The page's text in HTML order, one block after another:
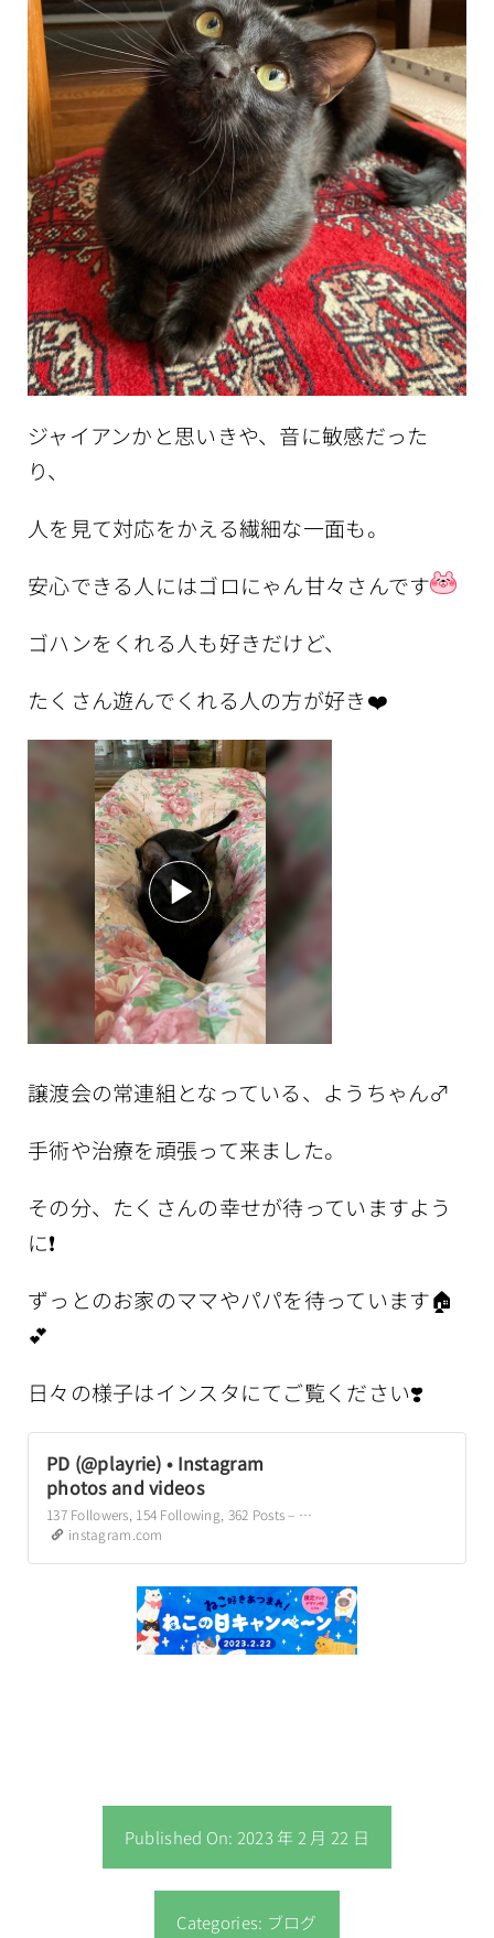
ジャイアンかと思いきや、音に敏感だった
り、
人を見て対応をかえる繊細な一面も。
安心できる人にはゴロにゃん甘々さんです
ゴハンをくれる人も好きだけど、
たくさん遊んでくれる人の方が好き❤️
譲渡会の常連組となっている、ようちゃん♂
手術や治療を頑張って来ました。
その分、たくさんの幸せが待っていますよう
に❗️
ずっとのお家のママやパパを待っています🏠
💕
日々の様子はインスタにてご覧ください❣️
PD (@playrie) • Instagram
photos and videos
137 Followers, 154 Following, 362 Posts – See Instagram photos and videos from PD (@playrie)
instagram.com
Published On: 2023 年 2 月 22 日
Categories: ブログ